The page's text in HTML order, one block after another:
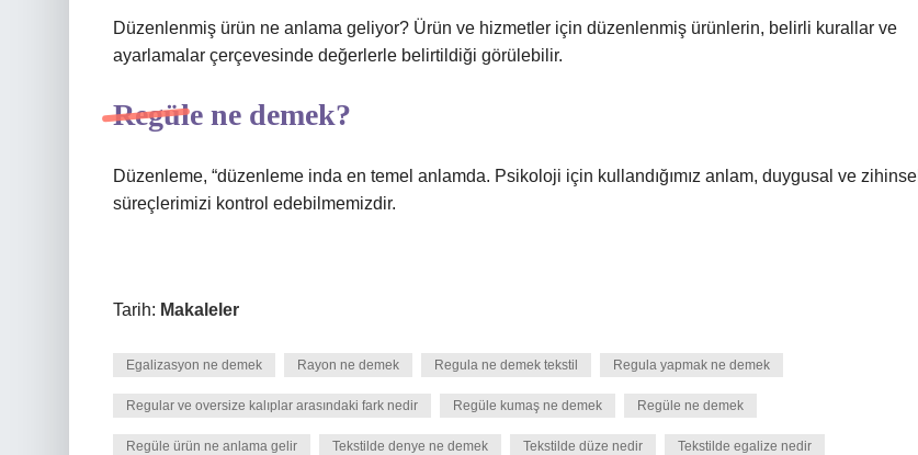
Düzenlenmiş ürün ne anlama geliyor? Ürün ve hizmetler için düzenlenmiş ürünlerin, belirli kurallar ve
ayarlamalar çerçevesinde değerlerle belirtildiği görülebilir.
Regüle ne demek?
Düzenleme, “düzenleme inda en temel anlamda. Psikoloji için kullandığımız anlam, duygusal ve zihinsel
süreçlerimizi kontrol edebilmemizdir.
Tarih: Makaleler
Egalizasyon ne demek Rayon ne demek Regula ne demek tekstil Regula yapmak ne demek
Regular ve oversize kalıplar arasındaki fark nedir Regüle kumaş ne demek Regüle ne demek
Regüle ürün ne anlama gelir Tekstilde denye ne demek Tekstilde düze nedir Tekstilde egalize nedir